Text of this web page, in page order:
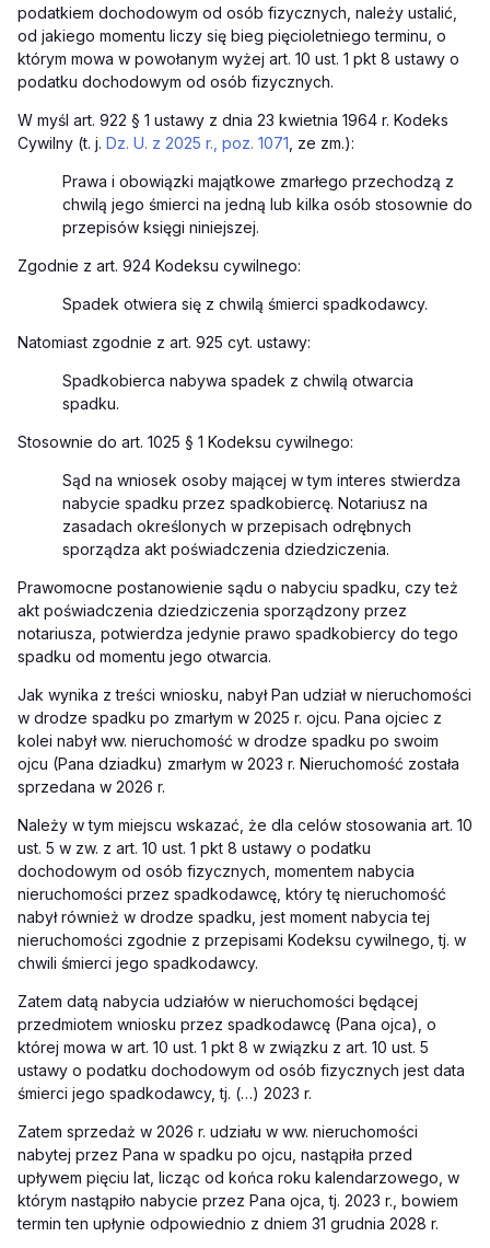
podatkiem dochodowym od osób fizycznych, należy ustalić,
od jakiego momentu liczy się bieg pięcioletniego terminu, o
którym mowa w powołanym wyżej art. 10 ust. 1 pkt 8 ustawy o
podatku dochodowym od osób fizycznych.
W myśl art. 922 § 1 ustawy z dnia 23 kwietnia 1964 r. Kodeks
Cywilny (t. j. Dz. U. z 2025 r., poz. 1071 , ze zm.):
Prawa i obowiązki majątkowe zmarłego przechodzą z
chwilą jego śmierci na jedną lub kilka osób stosownie do
przepisów księgi niniejszej.
Zgodnie z art. 924 Kodeksu cywilnego:
Spadek otwiera się z chwilą śmierci spadkodawcy.
Natomiast zgodnie z art. 925 cyt. ustawy:
Spadkobierca nabywa spadek z chwilą otwarcia
spadku.
Stosownie do art. 1025 § 1 Kodeksu cywilnego:
Sąd na wniosek osoby mającej w tym interes stwierdza
nabycie spadku przez spadkobiercę. Notariusz na
zasadach określonych w przepisach odrębnych
sporządza akt poświadczenia dziedziczenia.
Prawomocne postanowienie sądu o nabyciu spadku, czy też
akt poświadczenia dziedziczenia sporządzony przez
notariusza, potwierdza jedynie prawo spadkobiercy do tego
spadku od momentu jego otwarcia.
Jak wynika z treści wniosku, nabył Pan udział w nieruchomości
w drodze spadku po zmarłym w 2025 r. ojcu. Pana ojciec z
kolei nabył ww. nieruchomość w drodze spadku po swoim
ojcu (Pana dziadku) zmarłym w 2023 r. Nieruchomość została
sprzedana w 2026 r.
Należy w tym miejscu wskazać, że dla celów stosowania art. 10
ust. 5 w zw. z art. 10 ust. 1 pkt 8 ustawy o podatku
dochodowym od osób fizycznych, momentem nabycia
nieruchomości przez spadkodawcę, który tę nieruchomość
nabył również w drodze spadku, jest moment nabycia tej
nieruchomości zgodnie z przepisami Kodeksu cywilnego, tj. w
chwili śmierci jego spadkodawcy.
Zatem datą nabycia udziałów w nieruchomości będącej
przedmiotem wniosku przez spadkodawcę (Pana ojca), o
której mowa w art. 10 ust. 1 pkt 8 w związku z art. 10 ust. 5
ustawy o podatku dochodowym od osób fizycznych jest data
śmierci jego spadkodawcy, tj. (…) 2023 r.
Zatem sprzedaż w 2026 r. udziału w ww. nieruchomości
nabytej przez Pana w spadku po ojcu, nastąpiła przed
upływem pięciu lat, licząc od końca roku kalendarzowego, w
którym nastąpiło nabycie przez Pana ojca, tj. 2023 r., bowiem
termin ten upłynie odpowiednio z dniem 31 grudnia 2028 r.